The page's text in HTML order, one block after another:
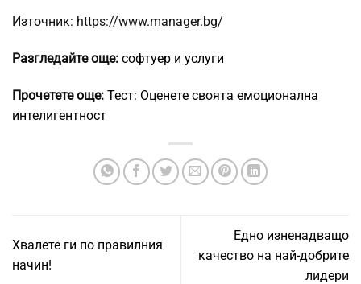
Източник: https://www.manager.bg/
Разгледайте още: софтуер и услуги
Прочетете още: Тест: Оценете своята емоционална
интелигентност
Хвалете ги по правилния
начин!
Едно изненадващо
качество на най-добрите
лидери